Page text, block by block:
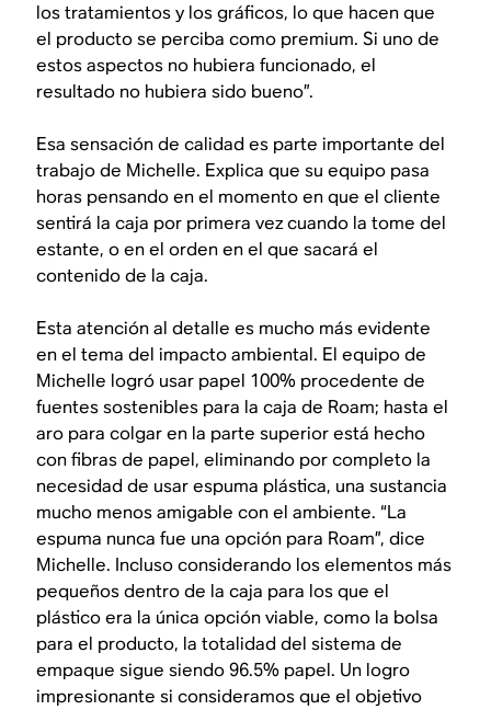
los tratamientos y los gráficos, lo que hacen que
el producto se perciba como premium. Si uno de
estos aspectos no hubiera funcionado, el
resultado no hubiera sido bueno”.
Esa sensación de calidad es parte importante del
trabajo de Michelle. Explica que su equipo pasa
horas pensando en el momento en que el cliente
sentirá la caja por primera vez cuando la tome del
estante, o en el orden en el que sacará el
contenido de la caja.
Esta atención al detalle es mucho más evidente
en el tema del impacto ambiental. El equipo de
Michelle logró usar papel 100% procedente de
fuentes sostenibles para la caja de Roam; hasta el
aro para colgar en la parte superior está hecho
con fibras de papel, eliminando por completo la
necesidad de usar espuma plástica, una sustancia
mucho menos amigable con el ambiente. “La
espuma nunca fue una opción para Roam”, dice
Michelle. Incluso considerando los elementos más
pequeños dentro de la caja para los que el
plástico era la única opción viable, como la bolsa
para el producto, la totalidad del sistema de
empaque sigue siendo 96.5% papel. Un logro
impresionante si consideramos que el objetivo